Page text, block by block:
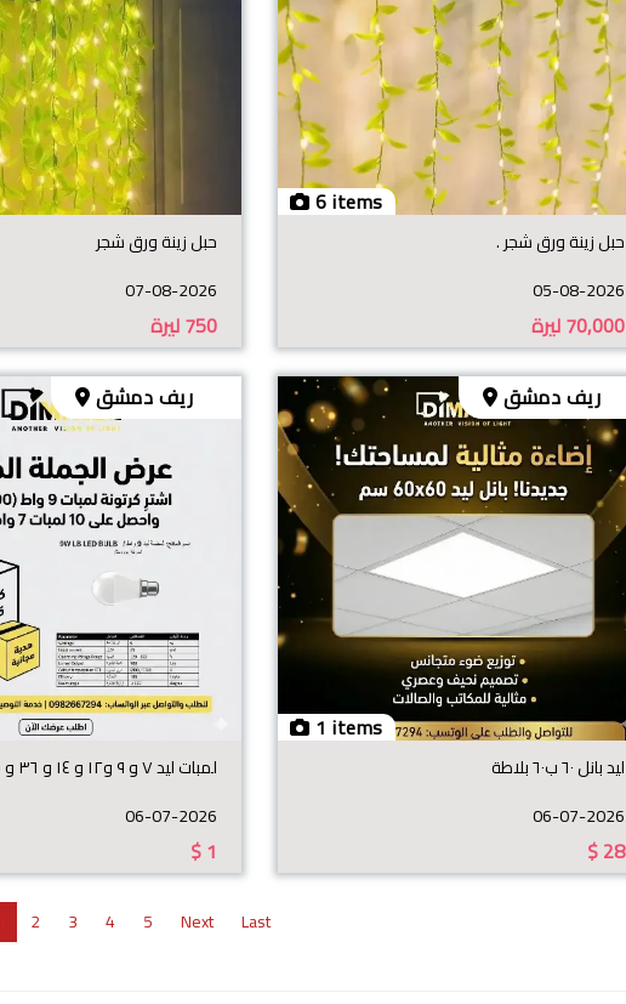
6 items
حبل زينة ورق شجر .
05-08-2026
ليرة70,000
حبل زينة ورق شجر
07-08-2026
ليرة750
1 items
ريف دمشق
ليد بانل ٦٠ ب٦٠ بلاطة
06-07-2026
$28
ريف دمشق
لمبات ليد ٧ و ٩ و١٢ و ١٤ و ٣٦ و ٤٥ واط
06-07-2026
$1
2 3 4 5 Next Last